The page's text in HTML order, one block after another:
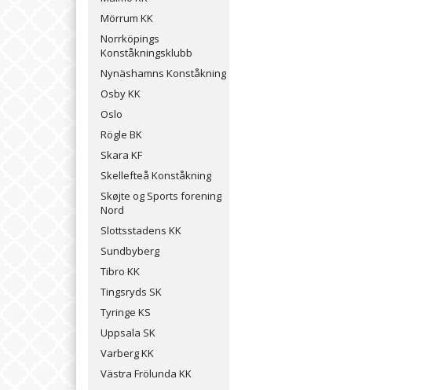
Mörrum KK
Norrköpings
Konståkningsklubb
Nynäshamns Konståkning
Osby KK
Oslo
Rögle BK
Skara KF
Skellefteå Konståkning
Skøjte og Sports forening
Nord
Slottsstadens KK
Sundbyberg
Tibro KK
Tingsryds SK
Tyringe KS
Uppsala SK
Varberg KK
Västra Frölunda KK